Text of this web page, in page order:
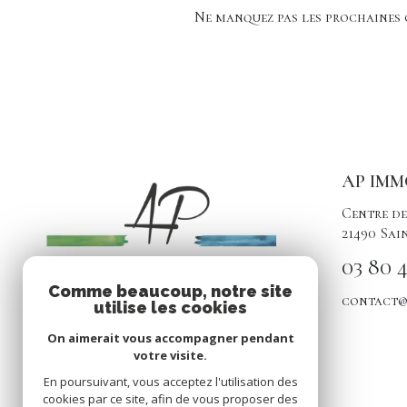
Ne manquez pas les
AP
Centre
21490
03 80
Comme beaucoup, notre site
utilise les cookies
On aimerait vous accompagner pendant
votre visite.
En poursuivant, vous acceptez l'utilisation des
cookies par ce site, afin de vous proposer des